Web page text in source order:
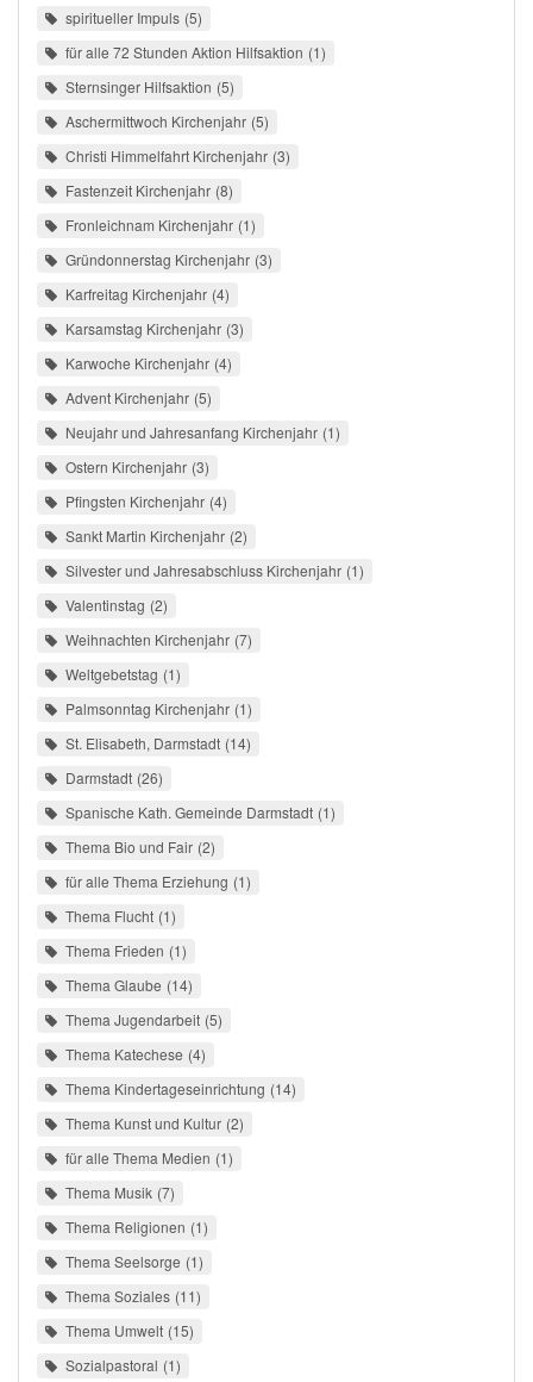
spiritueller Impuls 5
für alle 72 Stunden Aktion Hilfsaktion 1
Sternsinger Hilfsaktion 5
Aschermittwoch Kirchenjahr 5
Christi Himmelfahrt Kirchenjahr 3
Fastenzeit Kirchenjahr 8
Fronleichnam Kirchenjahr 1
Gründonnerstag Kirchenjahr 3
Karfreitag Kirchenjahr 4
Karsamstag Kirchenjahr 3
Karwoche Kirchenjahr 4
Advent Kirchenjahr 5
Neujahr und Jahresanfang Kirchenjahr 1
Ostern Kirchenjahr 3
Pfingsten Kirchenjahr 4
Sankt Martin Kirchenjahr 2
Silvester und Jahresabschluss Kirchenjahr 1
Valentinstag 2
Weihnachten Kirchenjahr 7
Weltgebetstag 1
Palmsonntag Kirchenjahr 1
St. Elisabeth, Darmstadt 14
Darmstadt 26
Spanische Kath. Gemeinde Darmstadt 1
Thema Bio und Fair 2
für alle Thema Erziehung 1
Thema Flucht 1
Thema Frieden 1
Thema Glaube 14
Thema Jugendarbeit 5
Thema Katechese 4
Thema Kindertageseinrichtung 14
Thema Kunst und Kultur 2
für alle Thema Medien 1
Thema Musik 7
Thema Religionen 1
Thema Seelsorge 1
Thema Soziales 11
Thema Umwelt 15
Sozialpastoral 1